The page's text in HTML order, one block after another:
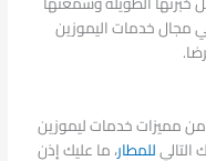
مجال خدمات اليموزين
من مميزات خدمات ليموزين
للمطار، ما عليك إذن